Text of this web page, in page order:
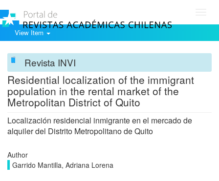
View Item
Revista INVI
Residential localization of the immigrant
population in the rental market of the
Metropolitan District of Quito
Localización residencial inmigrante en el mercado de
alquiler del Distrito Metropolitano de Quito
Author
Garrido Mantilla, Adriana Lorena